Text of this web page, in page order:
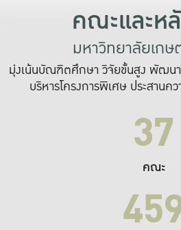
คณะและห
มหาวิทยาลัยเก
มุ่งเน้นบัณฑิตศึกษา วิจัยขั้นสูง พัฒนา
บริหารโครงการพิเศษ ประสานค
37
คณะ